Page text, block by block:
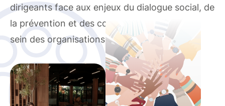
dirigeants face aux enjeux du dialogue social, de
la prévention et des conditions de travail au
sein des organisations.